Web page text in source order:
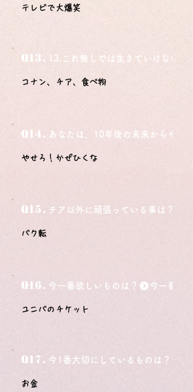
テレビで大爆笑
Q13. 13.これ無しでは生きていけないモ
コナン、チア、食べ物
Q14. あなたは、10年後の未来からやっ
やせろ！かぜひくな
Q15. チア以外に頑張っている事は？
バク転
Q16. 今一番欲しいものは？
ユニバのチケット
Q17. 今1番大切にしているものは？
お金